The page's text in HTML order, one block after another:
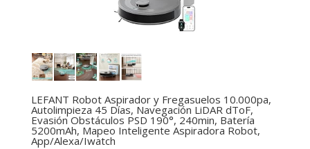
LEFANT Robot Aspirador y Fregasuelos 10.000pa,
Autolimpieza 45 Días, Navegación LiDAR dToF,
Evasión Obstáculos PSD 190°, 240min, Batería
5200mAh, Mapeo Inteligente Aspiradora Robot,
App/Alexa/Iwatch